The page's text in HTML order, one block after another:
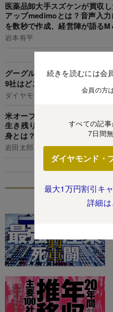
続きを読むには会
会員の方
すべての記事
7日間
ダイヤモンド・
最大1万円割引キ
詳細
医薬品卸大手スズケンが買収
アップmedimoとは？音声入
を数秒で作成、経営陣が語る
岩本有平
グーグルが支援を決めた日本
9社はどこがすごいのか
ダイヤモンド編集部
米オープンAI「200兆円」投資
生き残りを懸ける“AI版マンハ
身とは？
岩田太郎